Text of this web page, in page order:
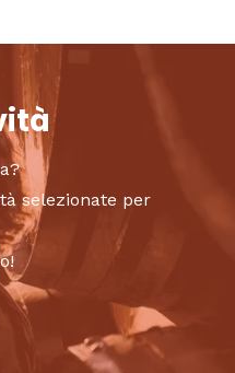
selezionate per